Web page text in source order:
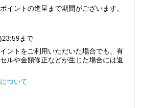
イントの進呈まで期間がございます。
まで
ントをご利用いただいた場合でも、有
ルや金額修正などが生じた場合には返
ついて